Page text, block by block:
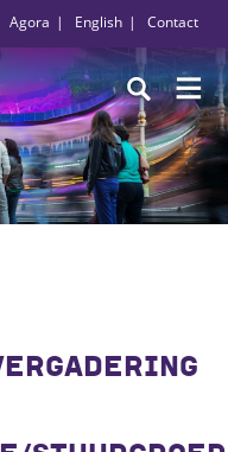
Agora English Contact